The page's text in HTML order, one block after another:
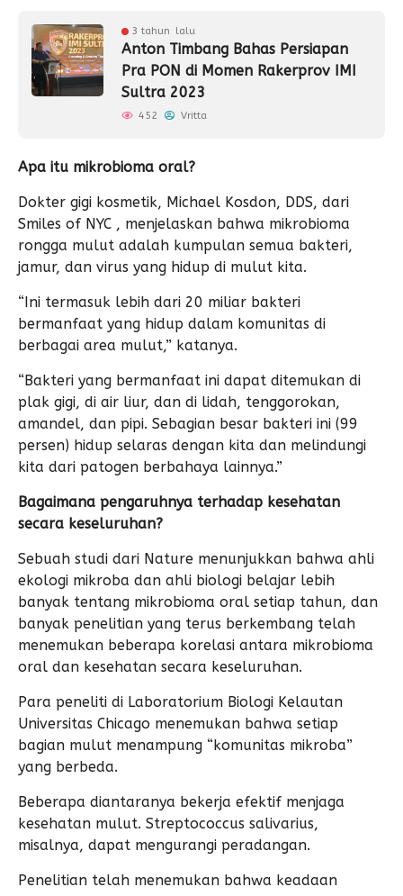
3 tahun lalu
Anton Timbang Bahas Persiapan
Pra PON di Momen Rakerprov IMI
Sultra 2023
452 Vritta
Apa itu mikrobioma oral?
Dokter gigi kosmetik, Michael Kosdon, DDS, dari
Smiles of NYC , menjelaskan bahwa mikrobioma
rongga mulut adalah kumpulan semua bakteri,
jamur, dan virus yang hidup di mulut kita.
“Ini termasuk lebih dari 20 miliar bakteri
bermanfaat yang hidup dalam komunitas di
berbagai area mulut,” katanya.
“Bakteri yang bermanfaat ini dapat ditemukan di
plak gigi, di air liur, dan di lidah, tenggorokan,
amandel, dan pipi. Sebagian besar bakteri ini (99
persen) hidup selaras dengan kita dan melindungi
kita dari patogen berbahaya lainnya.”
Bagaimana pengaruhnya terhadap kesehatan
secara keseluruhan?
Sebuah studi dari Nature menunjukkan bahwa ahli
ekologi mikroba dan ahli biologi belajar lebih
banyak tentang mikrobioma oral setiap tahun, dan
banyak penelitian yang terus berkembang telah
menemukan beberapa korelasi antara mikrobioma
oral dan kesehatan secara keseluruhan.
Para peneliti di Laboratorium Biologi Kelautan
Universitas Chicago menemukan bahwa setiap
bagian mulut menampung “komunitas mikroba”
yang berbeda.
Beberapa diantaranya bekerja efektif menjaga
kesehatan mulut. Streptococcus salivarius,
misalnya, dapat mengurangi peradangan.
Penelitian telah menemukan bahwa keadaan